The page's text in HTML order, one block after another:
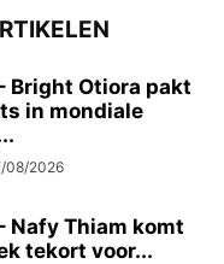
Bright Otiora pakt
in mondiale
08/2026
Nafy Thiam komt
tekort voor...